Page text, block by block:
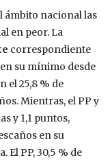
ámbito nacional las
en peor. La
correspondiente
su mínimo desde
el 25,8 % de
Mientras, el PP y
y 1,1 puntos,
en su
El PP, 30,5 % de